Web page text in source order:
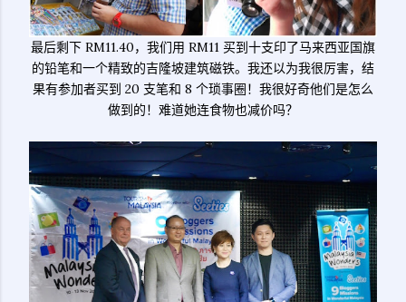
最后剩下 RM11.40，我们用 RM11 买到十支印了马来西亚国旗
的铅笔和一个精致的吉隆坡建筑磁铁。我还以为我很厉害，结
果有参加者买到 20 支笔和 8 个琐事圈！我很好奇他们是怎么
做到的！难道她连食物也减价吗？